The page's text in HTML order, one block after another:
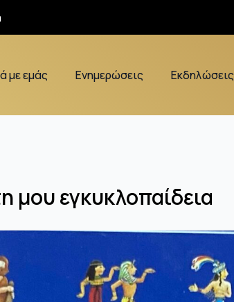
με εμάς Ενημερώσεις Εκδηλώσεις
μου εγκυκλοπαίδεια